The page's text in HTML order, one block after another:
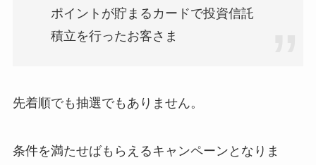
ポイントが貯まるカードで投資信託
積立を行ったお客さま
先着順でも抽選でもありません。
条件を満たせばもらえるキャンペーンとなりま